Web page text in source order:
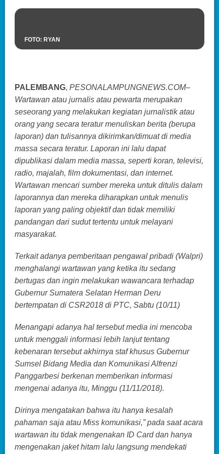
FOTO: RYAN
PALEMBANG, PESONALAMPUNGNEWS.COM–
Wartawan atau jurnalis atau pewarta merupakan
seseorang yang melakukan kegiatan jurnalistik atau
orang yang secara teratur menuliskan berita (berupa
laporan) dan tulisannya dikirimkan/dimuat di media
massa secara teratur. Laporan ini lalu dapat
dipublikasi dalam media massa, seperti koran, televisi,
radio, majalah, film dokumentasi, dan internet.
Wartawan mencari sumber mereka untuk ditulis dalam
laporannya dan mereka diharapkan untuk menulis
laporan yang paling objektif dan tidak memiliki
pandangan dari sudut tertentu untuk melayani
masyarakat.
Terkait adanya pemberitaan pengawal pribadi (Walpri)
menghalangi wartawan yang ketika itu sedang
bertugas dan ingin melakukan wawancara terhadap
Gubernur Sumatera Selatan Herman Deru
bertempatan di CSR2018 di PTC, Sabtu (10/11)
Menangapi adanya hal tersebut media ini mencoba
untuk menggali informasi lebih lanjut tentang
kebenaran tersebut akhirnya staf khusus Gubernur
Sumsel Bidang Media dan Komunikasi Alfrenzi
Panggarbesi berkenan memberikan informasi
mengenai adanya itu, Minggu (11/11/2018).
Dirinya mengatakan bahwa itu hanya kesalah
pahaman saja atau Miss komunikasi,” pada saat acara
wartawan itu tidak mengenakan ID Card dan hanya
mengenakan jaket hitam lalu langsung mendekati